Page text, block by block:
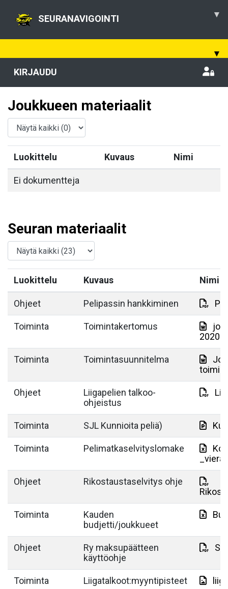
SEURANAVIGOINTI ▾
▾
KIRJAUDU
Joukkueen materiaalit
Luokittelu Kuvaus Nimi
Ei dokumentteja
Seuran materiaalit
Luokittelu Kuvaus Nimi
Ohjeet Pelipassin hankkiminen
Toiminta Toimintakertomus
Toiminta Toimintasuunnitelma
Ohjeet
Liigapelien talkoo-
ohjeistus
Toiminta SJL Kunnioita peliä)
Toiminta Pelimatkaselvityslomake
Ohjeet
Rikostaustaselvitys ohje
Toiminta
Kauden
budjetti/joukkueet
Ohjeet
Ry maksupäätteen
käyttöohje
Toiminta Liigatalkoot:myyntipisteet